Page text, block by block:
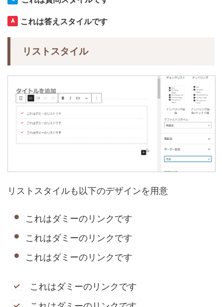
これは答えスタイルです
リストスタイル
リストスタイルも以下のデザインを用意
これはダミーのリンクです
これはダミーのリンクです
これはダミーのリンクです
これはダミーのリンクです